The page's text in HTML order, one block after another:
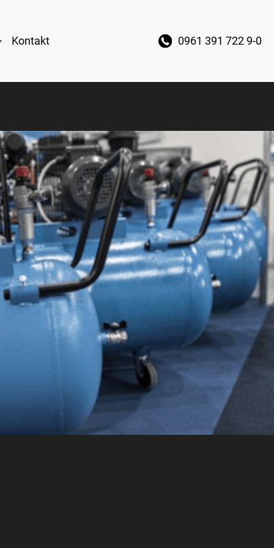
Kontakt 0961 391 722 9-0